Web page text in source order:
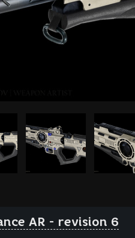
AR - revision 6